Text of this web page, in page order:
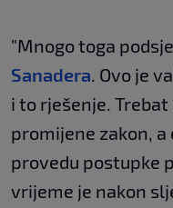
"Mnogo toga
Sanadera. Ovo je
i to rješenje.
promijene zakon, a
provedu postupke
vrijeme je nakon